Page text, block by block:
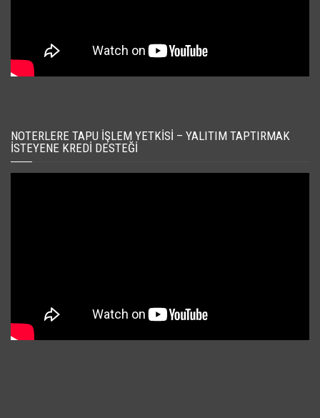
NOTERLERE TAPU İŞLEM YETKISI – YALITIM TAPTIRMAK
İSTEYENE KREDI DESTEĞI